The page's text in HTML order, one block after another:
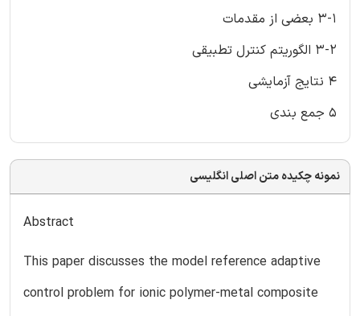
3-1 بعضی از مقدمات
3-2 الگوریتم کنترل تطبیقی
4 نتایج آزمایشی
5 جمع بندی
نمونه چکیده متن اصلی انگلیسی
Abstract
This paper discusses the model reference adaptive
control problem for ionic polymer-metal composite